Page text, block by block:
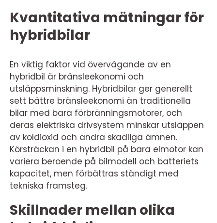
Kvantitativa mätningar för
hybridbilar
En viktig faktor vid övervägande av en
hybridbil är bränsleekonomi och
utsläppsminskning. Hybridbilar ger generellt
sett bättre bränsleekonomi än traditionella
bilar med bara förbränningsmotorer, och
deras elektriska drivsystem minskar utsläppen
av koldioxid och andra skadliga ämnen.
Körsträckan i en hybridbil på bara elmotor kan
variera beroende på bilmodell och batteriets
kapacitet, men förbättras ständigt med
tekniska framsteg.
Skillnader mellan olika